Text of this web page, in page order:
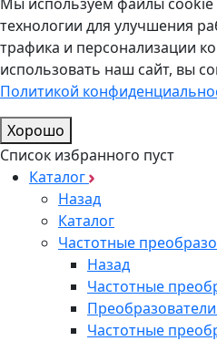
технологии для улучшения
трафика и персонализации
использовать наш сайт, вы
Политикой
Хорошо
Список избранного пуст
Каталог
Назад
Каталог
Частотные
Назад
Частотные
Частотные